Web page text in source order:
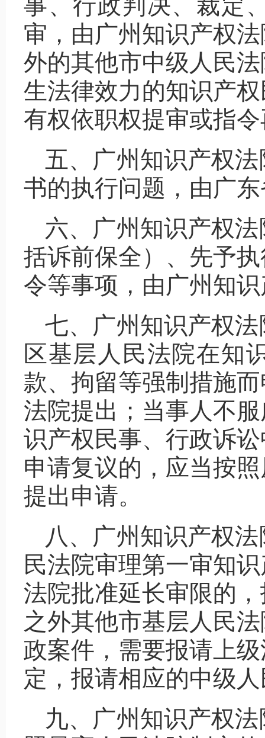
事、行政判决、裁定
审，由广州知识产权
外的其他市中级人民
生法律效力的知识产
有权依职权提审或指
五、广州知识产权
书的执行问题，由广
六、广州知识产权
括诉前保全）、先予
令等事项，由广州知
七、广州知识产权
区基层人民法院在知
款、拘留等强制措施
法院提出；当事人不
识产权民事、行政诉
申请复议的，应当按
提出申请。
八、广州知识产权
民法院审理第一审知
法院批准延长审限的
之外其他市基层人民
政案件，需要报请上
定，报请相应的中级
九、广州知识产权